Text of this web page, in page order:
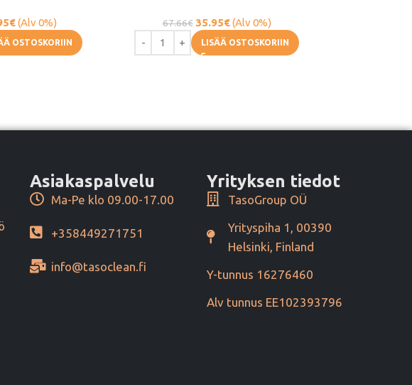
€(Alv 0%)
OSTOSKORIIN
67.66€ 35.95€(Alv 0%)
LISÄÄ OSTOSKORIIN
Asiakaspalvelu
Ma-Pe klo 09.00-17.00
+358449271751
info@tasoclean.fi
Yrityksen tiedot
TasoGroup OÜ
Yrityspiha 1, 00390
Helsinki, Finland
Y-tunnus 16276460
Alv tunnus EE102393796